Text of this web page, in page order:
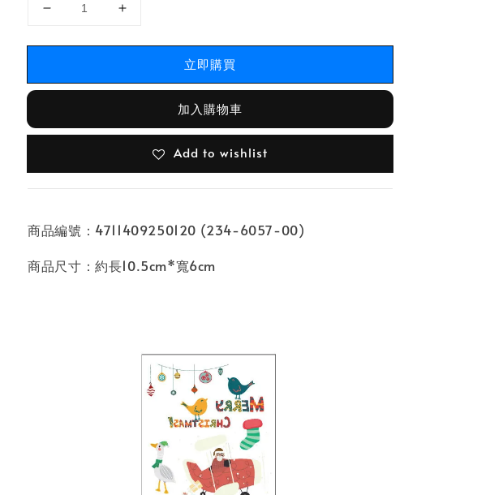
立即購買
加入購物車
Add to wishlist
商品編號：4711409250120 (234-6057-00)
商品尺寸：約長10.5cm*寬6cm